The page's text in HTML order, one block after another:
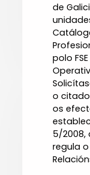
de
polo
o
os
5/2008,
regula